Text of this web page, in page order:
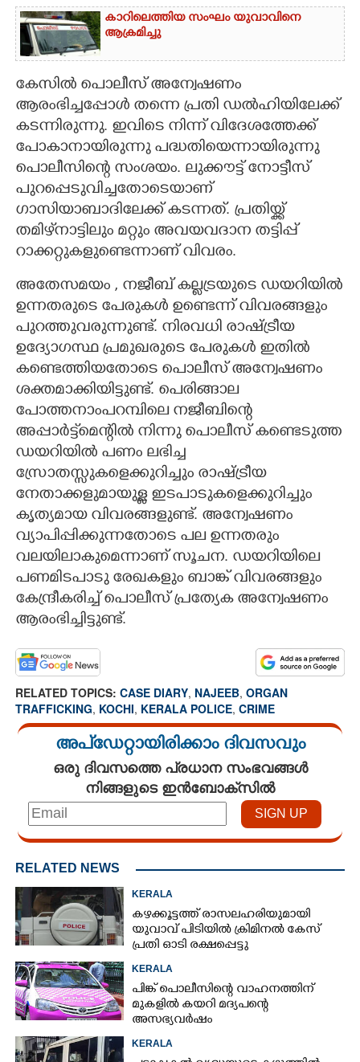
കാറിലെത്തിയ സംഘം യുവാവിനെ
ആക്രമിച്ചു
കേസിൽ പൊലീസ് അന്വേഷണം
ആരംഭിച്ചപ്പോൾ തന്നെ പ്രതി ഡൽഹിയിലേക്ക്
കടന്നിരുന്നു. ഇവിടെ നിന്ന് വിദേശത്തേക്ക്
പോകാനായിരുന്നു പദ്ധതിയെന്നായിരുന്നു
പൊലീസിന്റെ സംശയം. ലുക്കൗട്ട് നോട്ടീസ്
പുറപ്പെടുവിച്ചതോടെയാണ്
ഗാസിയാബാദിലേക്ക് കടന്നത്. പ്രതിയ്ക്ക്
തമിഴ്‌നാട്ടിലും മറ്റും അവയവദാന തട്ടിപ്പ്
റാക്കറ്റുകളുണ്ടെന്നാണ് വിവരം.
അതേസമയം ,​ നജീബ് കല്ലട്രയുടെ ഡയറിയിൽ
ഉന്നതരുടെ പേരുകൾ ഉണ്ടെന്ന് വിവരങ്ങളും
പുറത്തുവരുന്നുണ്ട്. നിരവധി രാഷ്ട്രീയ​
ഉദ്യോഗസ്ഥ പ്രമുഖരുടെ പേരുകൾ ഇതിൽ
കണ്ടെത്തിയതോടെ പൊലീസ് അന്വേഷണം
ശക്തമാക്കിയിട്ടുണ്ട്. പെരിങ്ങാല
പോത്തനാംപറമ്പിലെ നജീബിന്റെ
അപ്പാർട്ട്മെന്റിൽ നിന്നു പൊലീസ് കണ്ടെടുത്ത
ഡയറിയിൽ പണം ലഭിച്ച
സ്രോതസ്സുകളെക്കുറിച്ചും രാഷ്ട്രീയ
നേതാക്കളുമായുള്ള ഇടപാടുകളെക്കുറിച്ചും
കൃത്യമായ വിവരങ്ങളുണ്ട്. അന്വേഷണം
വ്യാപിപ്പിക്കുന്നതോടെ പല ഉന്നതരും
വലയിലാകുമെന്നാണ് സൂചന. ഡയറിയിലെ
പണമിടപാടു രേഖകളും ബാങ്ക് വിവരങ്ങളും
കേന്ദ്രീകരിച്ച് പൊലീസ് പ്രത്യേക അന്വേഷണം
ആരംഭിച്ചിട്ടുണ്ട്.
RELATED TOPICS: CASE DIARY, NAJEEB, ORGAN
TRAFFICKING, KOCHI, KERALA POLICE, CRIME
അപ്ഡേറ്റായിരിക്കാം ദിവസവും
ഒരു ദിവസത്തെ പ്രധാന സംഭവങ്ങൾ
നിങ്ങളുടെ ഇൻബോക്സിൽ
RELATED NEWS
KERALA
കഴക്കൂട്ടത്ത് രാസലഹരിയുമായി
യുവാവ് പിടിയിൽ ക്രിമിനൽ കേസ്
പ്രതി ഓടി രക്ഷപ്പെട്ടു
KERALA
പിങ്ക് പൊലീസിന്റെ വാഹനത്തിന്
മുകളിൽ കയറി മദ്യപന്റെ
അസഭ്യവ‌ർഷം
KERALA